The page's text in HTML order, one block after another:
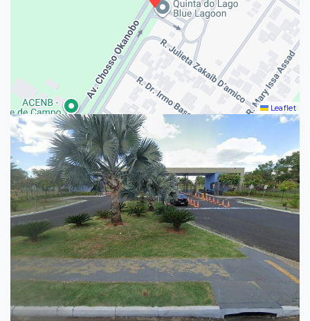
Leaflet